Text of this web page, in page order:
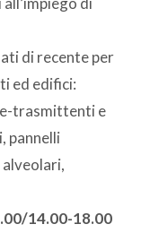
di recente per
ed edifici:
trasmittenti e
pannelli
alveolari,
14.00-18.00